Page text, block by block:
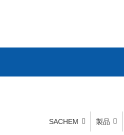
SACHEM 製品